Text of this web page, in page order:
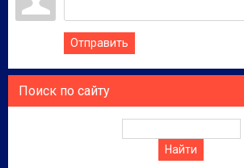
Отправить
Поиск по сайту